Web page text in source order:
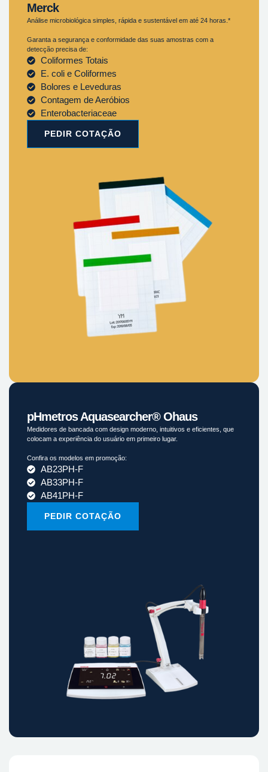
Merck
Análise microbiológica simples, rápida e sustentável em até 24 horas.*
Garanta a segurança e conformidade das suas amostras com a
detecção precisa de:
Coliformes Totais
E. coli e Coliformes
Bolores e Leveduras
Contagem de Aeróbios
Enterobacteriaceae
PEDIR COTAÇÃO
pHmetros Aquasearcher® Ohaus
Medidores de bancada com design moderno, intuitivos e eficientes, que
colocam a experiência do usuário em primeiro lugar.
Confira os modelos em promoção:
AB23PH-F
AB33PH-F
AB41PH-F
PEDIR COTAÇÃO